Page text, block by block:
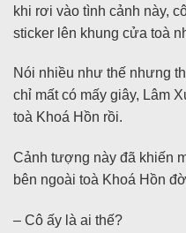
khi rơi vào tình cảnh này,
sticker lên khung cửa toà
Nói nhiều như thế nhưng
chỉ mất có mấy giây, Lâm
toà Khoá Hồn rồi.
Cảnh tượng này đã khiến
bên ngoài toà Khoá Hồn
– Cô ấy là ai thế?